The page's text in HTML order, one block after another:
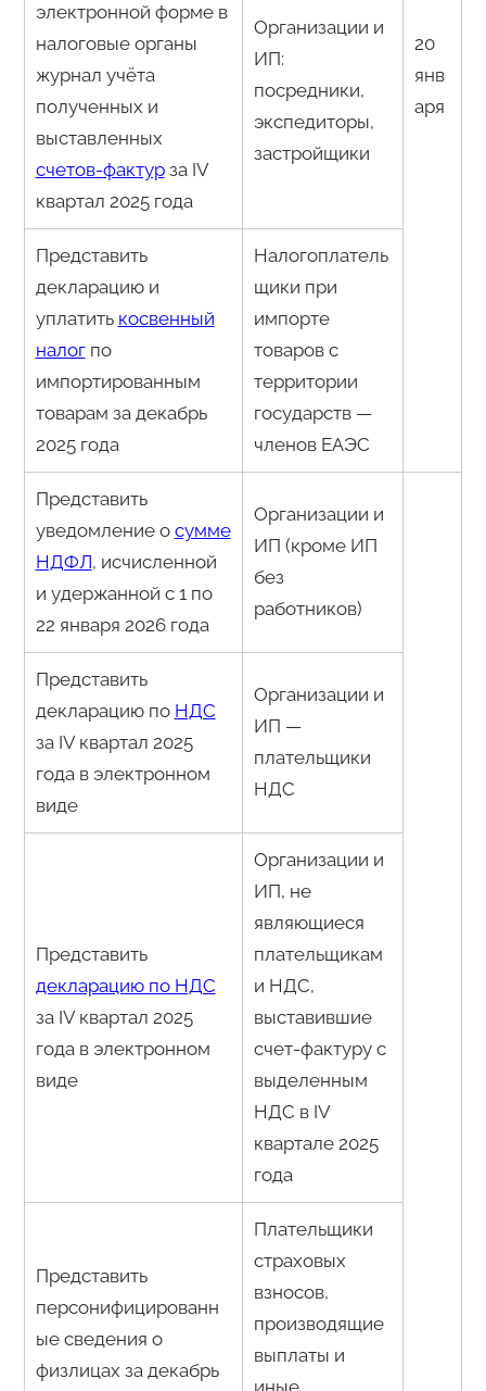
20
янв
аря
электронной форме в
налоговые органы
журнал учёта
полученных и
выставленных
счетов-фактурза IV
квартал 2025 года
Организации и
ИП:
посредники,
экспедиторы,
застройщики
Представить
декларацию и
уплатить косвенный
налогпо
импортированным
товарам за декабрь
2025 года
Налогоплатель
щики при
импорте
товаров с
территории
государств —
членов ЕАЭС
Представить
уведомление о сумме
НДФЛ, исчисленной
и удержанной с 1 по
22 января 2026 года
Организации и
ИП (кроме ИП
без
работников)
Представить
декларацию по НДС
за IV квартал 2025
года в электронном
виде
Организации и
ИП —
плательщики
НДС
Представить
декларацию по НДС
за IV квартал 2025
года в электронном
виде
Организации и
ИП, не
являющиеся
плательщикам
и НДС,
выставившие
счет-фактуру с
выделенным
НДС в IV
квартале 2025
года
Представить
персонифицированн
ые сведения о
физлицах за декабрь
Плательщики
страховых
взносов,
производящие
выплаты и